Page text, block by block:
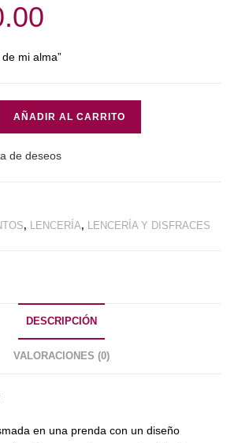
mi alma”
AÑADIR AL CARRITO
de deseos
, LENCERÍA, LENCERÍA Y DISFRACES
DESCRIPCIÓN
VALORACIONES (0)
en una prenda con un diseño